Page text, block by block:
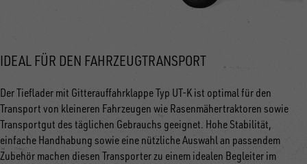
IDEAL FÜR DEN FAHRZEUGTRANSPORT
Der Tieflader mit Gitterauffahrklappe Typ UT-K ist optimal für den
Transport von kleineren Fahrzeugen wie Rasenmähertraktoren sowie
Transportgut des täglichen Gebrauchs geeignet. Hohe Stabilität,
einfache Handhabung sowie eine nützliche Auswahl an passendem
Zubehör machen diesen Transporter zu einem idealen Begleiter im